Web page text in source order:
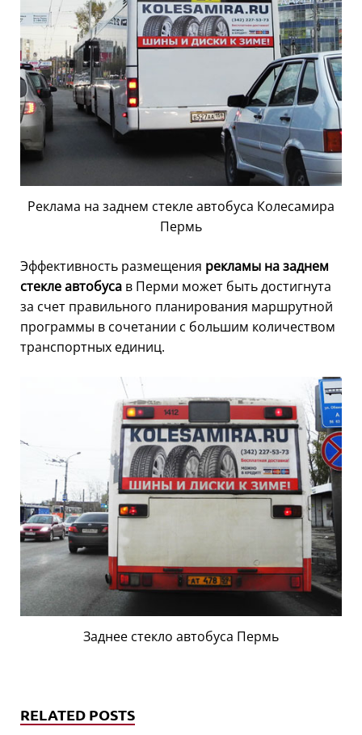
Реклама на заднем стекле автобуса Колесамира
Пермь
Эффективность размещения рекламы на заднем
стекле автобуса в Перми может быть достигнута
за счет правильного планирования маршрутной
программы в сочетании с большим количеством
транспортных единиц.
Заднее стекло автобуса Пермь
RELATED POSTS